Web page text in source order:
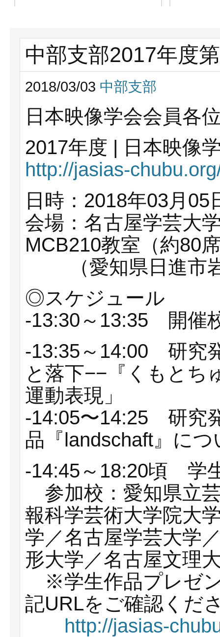
中部支部2017年度
2018/03/03 中部支部
日本映像学会会員各
2017年度 | 日本映像
http://jasias-
日時：2018年03月
会場：名古屋学芸大
MCB210教室（約80
（愛知県日進市岩
◎スケジュール
-13:30～13:35 開催
-13:35～14:00 研究
と落下−−『くもとち
運動表現」
-14:05〜14:25 研究
品『landschaft』につ
-14:45～18:20頃 学
参加校：愛知県立
報科学芸術大学院大
学／名古屋学芸大学
形大学／名古屋文理
※学生作品プレゼ
記URLをご確認くだ
http://jasias-